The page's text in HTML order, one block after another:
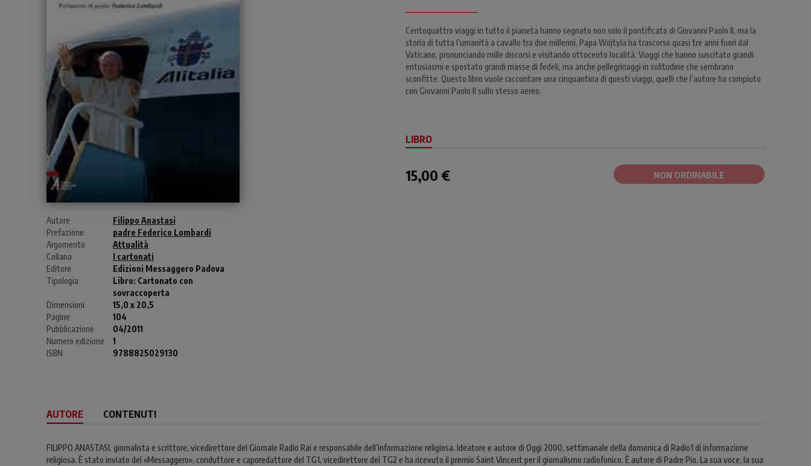
Autore
Filippo Anastasi
Prefazione
padre Federico Lombardi
Argomento
Attualità
Collana
I cartonati
Editore
Edizioni Messaggero Padova
Tipologia
Libro: Cartonato con
sovraccoperta
Dimensioni
15,0 x 20,5
Pagine
104
Pubblicazione
04/2011
Numero edizione
1
ISBN
9788825029130
Centoquattro viaggi in tutto il pianeta hanno segnato non solo il pontificato di Giovanni Paolo II, ma la
storia di tutta l’umanità a cavallo tra due millenni. Papa Wojtyla ha trascorso quasi tre anni fuori dal
Vaticano, pronunciando mille discorsi e visitando ottocento località. Viaggi che hanno suscitato grandi
entusiasmi e spostato grandi masse di fedeli, ma anche pellegrinaggi in solitudine che sembrano
sconfitte. Questo libro vuole raccontare una cinquantina di questi viaggi, quelli che l’autore ha compiuto
con Giovanni Paolo II sullo stesso aereo.
LIBRO
15,00 € NON ORDINABILE
AUTORE CONTENUTI
FILIPPO ANASTASI, giornalista e scrittore, vicedirettore del Giornale Radio Rai e responsabile dell’informazione religiosa. Ideatore e autore di Oggi 2000, settimanale della domenica di Radio1 di informazione
religiosa. È stato inviato del «Messaggero», conduttore e caporedattore del TG1, vicedirettore del TG2 e ha ricevuto il premio Saint Vincent per il giornalismo radiofonico. È autore di Padre Pio. La sua voce, la sua